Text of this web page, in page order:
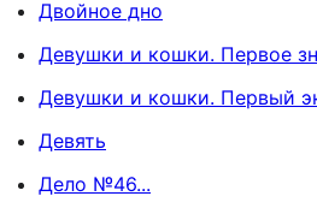
Двойное дно
Девушки и кошки. Первое
Девушки и кошки. Первый
Девять
Дело №46...